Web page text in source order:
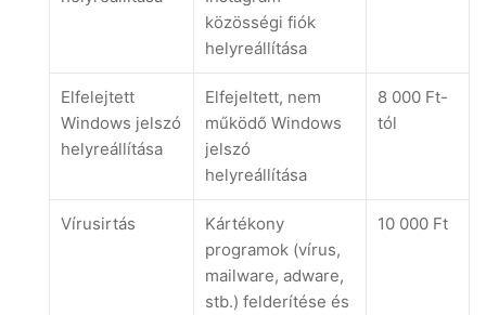
közösségi fiók
helyreállítása
Elfelejtett
Windows jelszó
helyreállítása
Elfejeltett, nem
működő Windows
jelszó
helyreállítása
8 000 Ft-
tól
Vírusirtás
Kártékony
programok (vírus,
mailware, adware,
stb.) felderítése és
10 000 Ft